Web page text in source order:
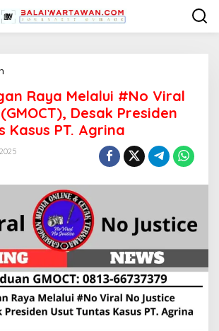
r
g
a
N
a
n
y
M
e
l
a
l
u
Raya Melalui #No Viral
Desak Presiden
Kasus PT. Agrina